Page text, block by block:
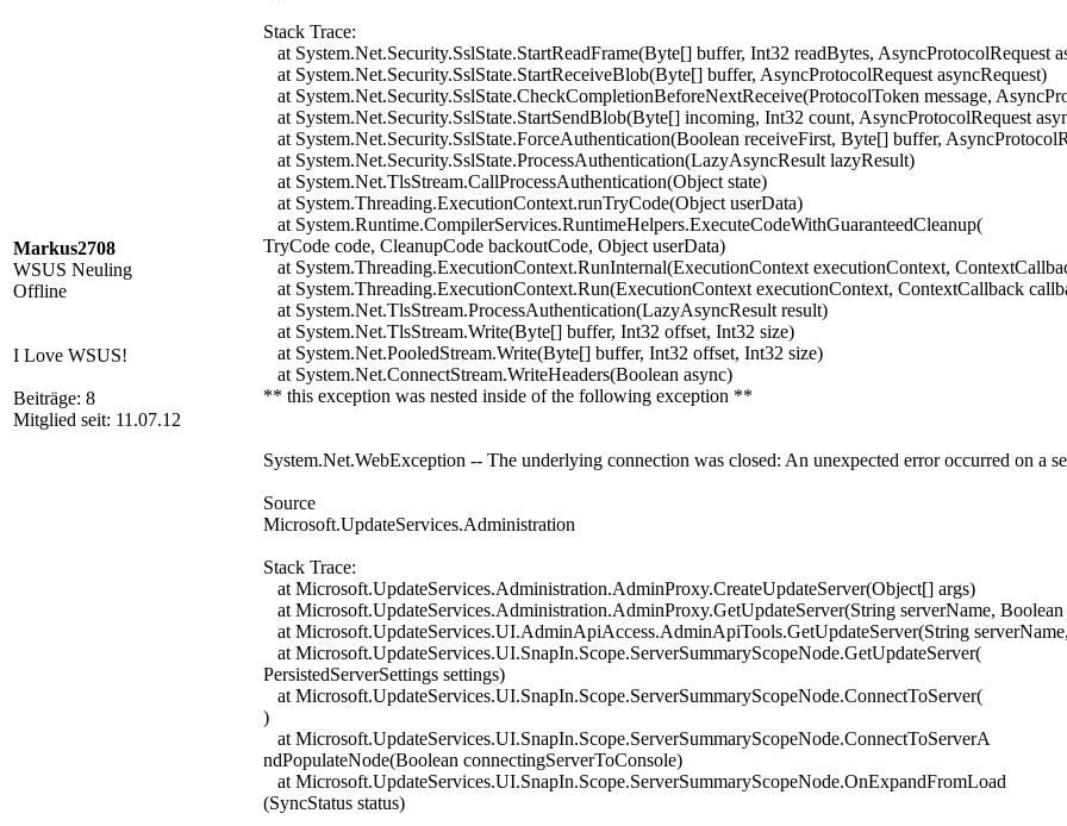
Markus2708
WSUS Neuling
Offline
I Love WSUS!
Beiträge: 8
Mitglied seit: 11.07.12
Stack Trace:
at System.Net.Security.SslState.StartReadFrame(Byte[] buffer, Int32 readBytes, AsyncProtocolRequest
at System.Net.Security.SslState.StartReceiveBlob(Byte[] buffer, AsyncProtocolRequest asyncRequest)
at System.Net.Security.SslState.CheckCompletionBeforeNextReceive(ProtocolToken message,
at System.Net.Security.SslState.StartSendBlob(Byte[] incoming, Int32 count, AsyncProtocolRequest
at System.Net.Security.SslState.ForceAuthentication(Boolean receiveFirst, Byte[] buffer,
at System.Net.Security.SslState.ProcessAuthentication(LazyAsyncResult lazyResult)
at System.Net.TlsStream.CallProcessAuthentication(Object state)
at System.Threading.ExecutionContext.runTryCode(Object userData)
at System.Runtime.CompilerServices.RuntimeHelpers.ExecuteCodeWithGuaranteedCleanup(
TryCode code, CleanupCode backoutCode, Object userData)
at System.Threading.ExecutionContext.RunInternal(ExecutionContext executionContext,
at System.Threading.ExecutionContext.Run(ExecutionContext executionContext, ContextCallback
at System.Net.TlsStream.ProcessAuthentication(LazyAsyncResult result)
at System.Net.TlsStream.Write(Byte[] buffer, Int32 offset, Int32 size)
at System.Net.PooledStream.Write(Byte[] buffer, Int32 offset, Int32 size)
at System.Net.ConnectStream.WriteHeaders(Boolean async)
** this exception was nested inside of the following exception **
System.Net.WebException -- The underlying connection was closed: An unexpected error occurred on a
Source
Microsoft.UpdateServices.Administration
Stack Trace:
at Microsoft.UpdateServices.Administration.AdminProxy.CreateUpdateServer(Object[] args)
at Microsoft.UpdateServices.Administration.AdminProxy.GetUpdateServer(String serverName,
at Microsoft.UpdateServices.UI.AdminApiAccess.AdminApiTools.GetUpdateServer(String
at Microsoft.UpdateServices.UI.SnapIn.Scope.ServerSummaryScopeNode.GetUpdateServer(
PersistedServerSettings settings)
at Microsoft.UpdateServices.UI.SnapIn.Scope.ServerSummaryScopeNode.ConnectToServer(
)
at Microsoft.UpdateServices.UI.SnapIn.Scope.ServerSummaryScopeNode.ConnectToServerA
ndPopulateNode(Boolean connectingServerToConsole)
at Microsoft.UpdateServices.UI.SnapIn.Scope.ServerSummaryScopeNode.OnExpandFromLoad
(SyncStatus status)